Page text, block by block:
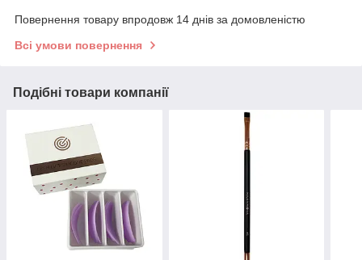
Повернення товару впродовж 14 днів за домовленістю
Всі умови повернення
Подібні товари компанії